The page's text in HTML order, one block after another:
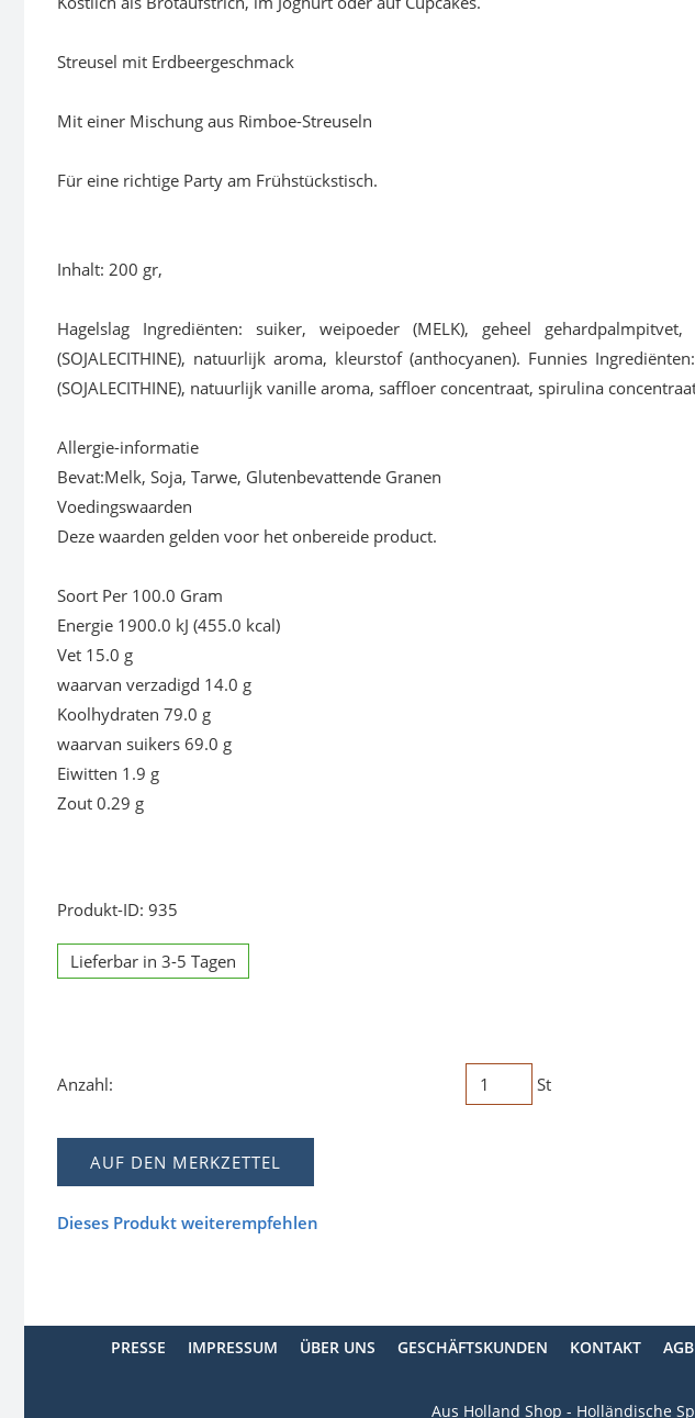
Streusel mit Erdbeergeschmack
Mit einer Mischung aus Rimboe-Streuseln
Für eine richtige Party am Frühstückstisch.
Inhalt: 200 gr,
Hagelslag Ingrediënten: suiker, weipoeder (MELK), geheel gehardpalmpitvet,
(SOJALECITHINE), natuurlijk aroma, kleurstof (anthocyanen). Funnies
(SOJALECITHINE), natuurlijk vanille aroma, saffloer concentraat, spirulina
Allergie-informatie
Bevat:Melk, Soja, Tarwe, Glutenbevattende Granen
Voedingswaarden
Deze waarden gelden voor het onbereide product.
Soort Per 100.0 Gram
Energie 1900.0 kJ (455.0 kcal)
Vet 15.0 g
waarvan verzadigd 14.0 g
Koolhydraten 79.0 g
waarvan suikers 69.0 g
Eiwitten 1.9 g
Zout 0.29 g
Produkt-ID: 935
Lieferbar in 3-5 Tagen
Anzahl: St
AUF DEN MERKZETTEL
Dieses Produkt weiterempfehlen
PRESSE IMPRESSUM ÜBER UNS GESCHÄFTSKUNDEN KONTAKT AGB
Aus Holland Shop - Holländische